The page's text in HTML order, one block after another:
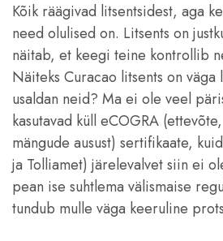
Kõik räägivad litsentsidest, aga
need olulised on. Litsents on
näitab, et keegi teine kontrollib
Näiteks Curacao litsents on väga
usaldan neid? Ma ei ole veel
kasutavad küll eCOGRA
mängude ausust) sertifikaate,
ja Tolliamet) järelevalvet siin ei
pean ise suhtlema välismaise
tundub mulle väga keeruline